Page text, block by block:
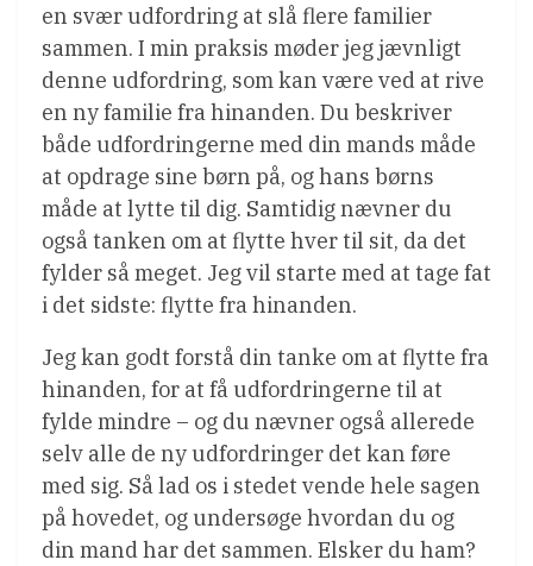
en svær udfordring at slå flere familier
sammen. I min praksis møder jeg jævnligt
denne udfordring, som kan være ved at rive
en ny familie fra hinanden. Du beskriver
både udfordringerne med din mands måde
at opdrage sine børn på, og hans børns
måde at lytte til dig. Samtidig nævner du
også tanken om at flytte hver til sit, da det
fylder så meget. Jeg vil starte med at tage fat
i det sidste: flytte fra hinanden.
Jeg kan godt forstå din tanke om at flytte fra
hinanden, for at få udfordringerne til at
fylde mindre – og du nævner også allerede
selv alle de ny udfordringer det kan føre
med sig. Så lad os i stedet vende hele sagen
på hovedet, og undersøge hvordan du og
din mand har det sammen. Elsker du ham?